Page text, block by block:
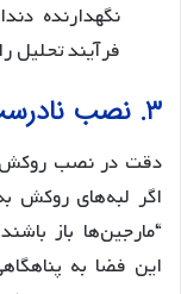
نگهدارنده
فرآیند تحلیل
۳. نصب نادرست روکش و ایجاد شکاف
دقت در نصب روکش
اگر لبه‌های روکش
“مارجین‌ها باز
این فضا به